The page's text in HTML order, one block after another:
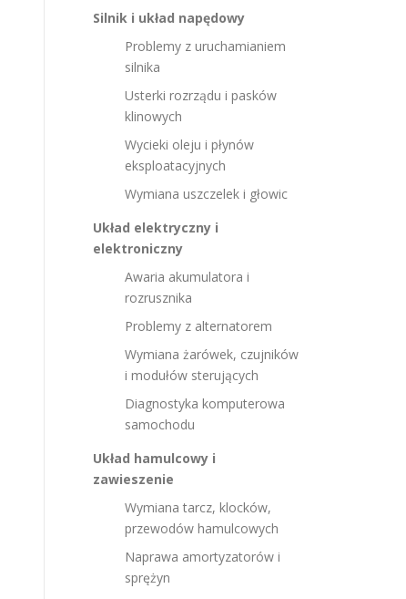
Silnik i układ napędowy
Problemy z uruchamianiem
silnika
Usterki rozrządu i pasków
klinowych
Wycieki oleju i płynów
eksploatacyjnych
Wymiana uszczelek i głowic
Układ elektryczny i
elektroniczny
Awaria akumulatora i
rozrusznika
Problemy z alternatorem
Wymiana żarówek, czujników
i modułów sterujących
Diagnostyka komputerowa
samochodu
Układ hamulcowy i
zawieszenie
Wymiana tarcz, klocków,
przewodów hamulcowych
Naprawa amortyzatorów i
sprężyn